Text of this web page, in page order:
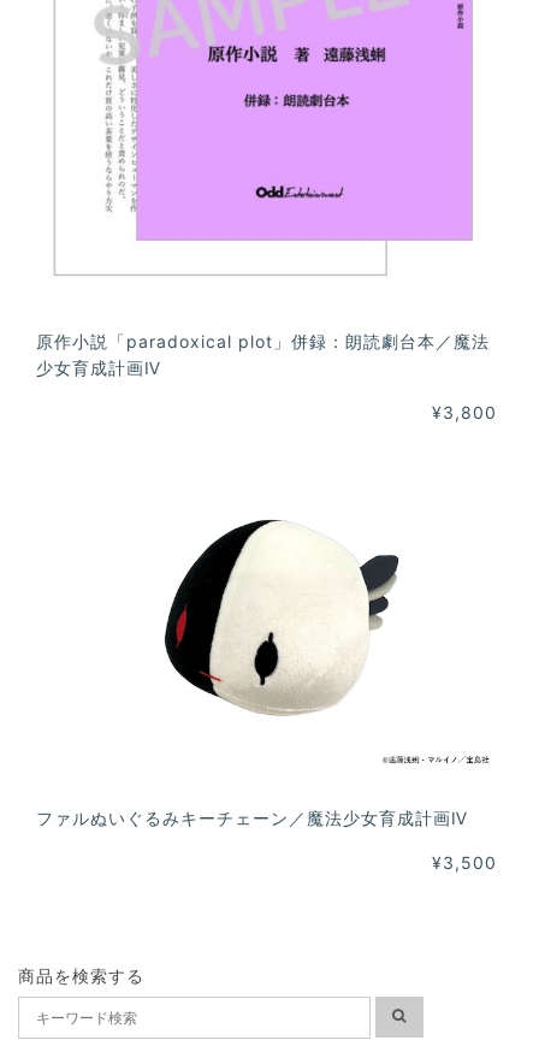
原作小説「paradoxical plot」併録：朗読劇台本／魔法
少女育成計画Ⅳ
¥3,800
ファルぬいぐるみキーチェーン／魔法少女育成計画Ⅳ
¥3,500
商品を検索する